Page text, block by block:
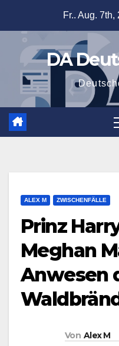
Fr.. Aug. 7th,
DA
ALEX M ZWISCHENFÄLLE
Prinz
Meghan
Anwesen
Von Alex M